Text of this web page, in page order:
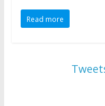
Read more